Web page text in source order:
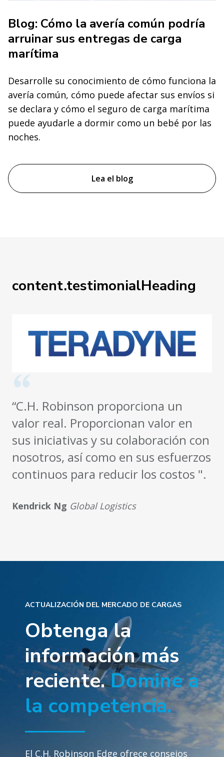
Blog: Cómo la avería común podría
arruinar sus entregas de carga
marítima
Desarrolle su conocimiento de cómo funciona la
avería común, cómo puede afectar sus envíos si
se declara y cómo el seguro de carga marítima
puede ayudarle a dormir como un bebé por las
noches.
Lea el blog
content.testimonialHeading
“C.H. Robinson proporciona un
valor real. Proporcionan valor en
sus iniciativas y su colaboración con
nosotros, así como en sus esfuerzos
continuos para reducir los costos ".
Kendrick Ng Global Logistics
ACTUALIZACIÓN DEL MERCADO DE CARGAS
Obtenga la
información más
reciente.Domine a
la competencia.
El C.H. Robinson Edge ofrece consejos